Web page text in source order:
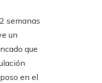
semanas
un
que
en el